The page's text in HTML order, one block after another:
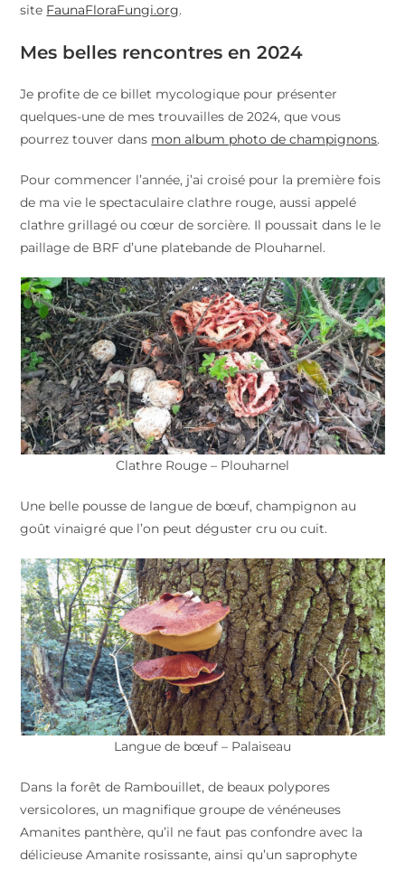
site FaunaFloraFungi.org.
Mes belles rencontres en 2024
Je profite de ce billet mycologique pour présenter
quelques-une de mes trouvailles de 2024, que vous
pourrez touver dans mon album photo de champignons.
Pour commencer l’année, j’ai croisé pour la première fois
de ma vie le spectaculaire clathre rouge, aussi appelé
clathre grillagé ou cœur de sorcière. Il poussait dans le le
paillage de BRF d’une platebande de Plouharnel.
Clathre Rouge – Plouharnel
Une belle pousse de langue de bœuf, champignon au
goût vinaigré que l’on peut déguster cru ou cuit.
Langue de bœuf – Palaiseau
Dans la forêt de Rambouillet, de beaux polypores
versicolores, un magnifique groupe de vénéneuses
Amanites panthère, qu’il ne faut pas confondre avec la
délicieuse Amanite rosissante, ainsi qu’un saprophyte